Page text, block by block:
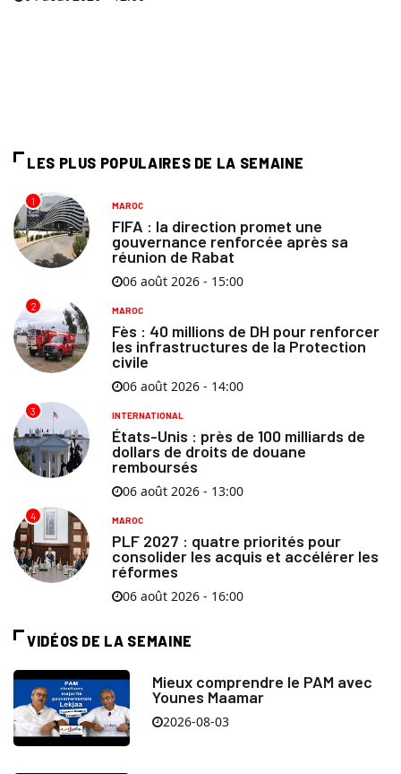
LES PLUS POPULAIRES DE LA SEMAINE
1 MAROC
FIFA : la direction promet une
gouvernance renforcée après sa
réunion de Rabat
06 août 2026 - 15:00
2 MAROC
Fès : 40 millions de DH pour renforcer
les infrastructures de la Protection
civile
06 août 2026 - 14:00
3 INTERNATIONAL
États-Unis : près de 100 milliards de
dollars de droits de douane
remboursés
06 août 2026 - 13:00
4 MAROC
PLF 2027 : quatre priorités pour
consolider les acquis et accélérer les
réformes
06 août 2026 - 16:00
VIDÉOS DE LA SEMAINE
Mieux comprendre le PAM avec
Younes Maamar
2026-08-03